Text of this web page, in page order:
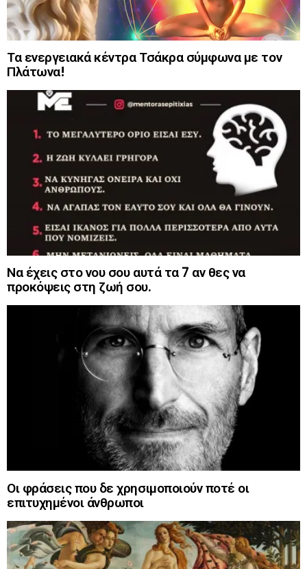
Τα ενεργειακά κέντρα Τσάκρα σύμφωνα με τον
Πλάτωνα!
Να έχεις στο νου σου αυτά τα 7 αν θες να
προκόψεις στη ζωή σου.
Οι φράσεις που δε χρησιμοποιούν ποτέ οι
επιτυχημένοι άνθρωποι